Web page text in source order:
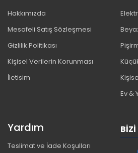
Hakkımızda
Mesafeli Satış Sözleşmesi
Gizlilik Politikası
Kişisel Verilerin Korunması
İletisim
Ev &
Yardım
Teslimat ve İade Koşulları
BIZI